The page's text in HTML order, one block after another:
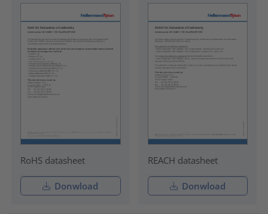
RoHS datasheet
Donwload
REACH datasheet
Donwload